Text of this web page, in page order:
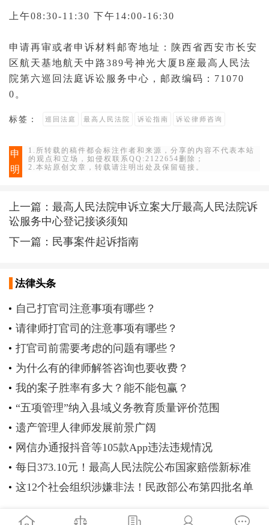
上午08:30-11:30 下午14:00-16:30
申请再审或者申诉材料邮寄地址：陕西省西安市长安
区航天基地航天中路389号神光大厦B座最高人民法
院第六巡回法庭诉讼服务中心，邮政编码：71070
0。
标签： 巡回法​庭 最高人民法院 诉讼指南 诉讼律师咨询
申
明
1.所转载的稿件都会标注作者和来源，分享的内容不代表本站
的观点和立场，如侵权联系QQ:2122654删除；
2.本站原创文章，转载请注明出处及保留链接。
上一篇：最高人民法院申诉立案大厅最高人民法院诉
讼服务中心登记接谈须知
下一篇： 民事案件起诉指南
法律头条
自己打官司注意事项有哪些？
请律师打官司的注意事项有哪些？
打官司前需要考虑的问题有哪些？
为什么有的律师解答咨询也要收费？
我的案子胜率有多大？能不能包赢？
“五项管理”纳入县域义务教育质量评价范围
遗产管理人律师发展前景广阔
网信办通报抖音等105款App违法违规情况
每日373.10元！最高人民法院公布国家赔偿新标准
这12个社会组织涉嫌非法！民政部公布第四批名单